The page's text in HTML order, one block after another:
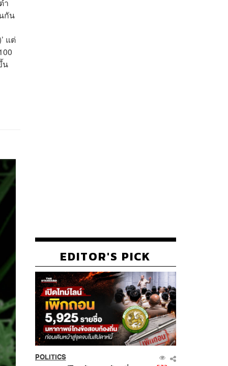
ำ
กัน
แต่
น
EDITOR'S PICK
POLITICS